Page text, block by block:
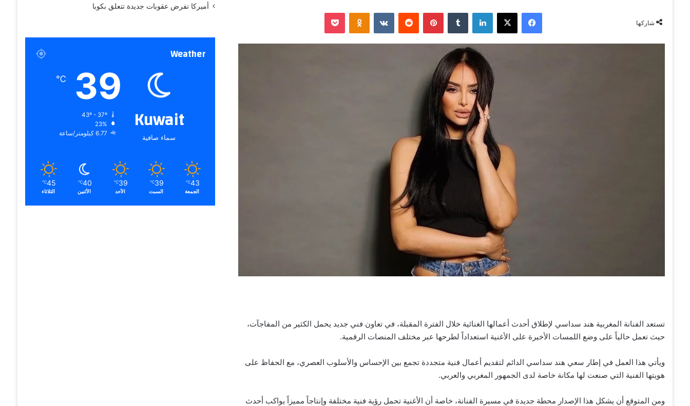
شاركها
فيسبوك ‫X لينكدإن ‏Tumblr بينتيريست ‏Reddit
‏VKontakte
Odnoklassniki
‫Pocket
تستعد الفنانة المغربية هند سداسي لإطلاق أحدث أعمالها الغنائية خلال الفترة المقبلة، في تعاون فني جديد يحمل الكثير من المفاجآت،
حيث تعمل حالياً على وضع اللمسات الأخيرة على الأغنية استعداداً لطرحها عبر مختلف المنصات الرقمية.
ويأتي هذا العمل في إطار سعي هند سداسي الدائم لتقديم أعمال فنية متجددة تجمع بين الإحساس والأسلوب العصري، مع الحفاظ على
هويتها الفنية التي صنعت لها مكانة خاصة لدى الجمهور المغربي والعربي.
ومن المتوقع أن يشكل هذا الإصدار محطة جديدة في مسيرة الفنانة، خاصة أن الأغنية تحمل رؤية فنية مختلفة وإنتاجاً مميزاً يواكب أحدث
أميركا تفرض عقوبات جديدة تتعلق بكوبا
Weather
Kuwait
سماء صافية
39
℃
23%
6.77 كيلومتر/ساعة
43
℃
الجمعة
39
℃
السبت
39
℃
الأحد
40
℃
الأثنين
45
℃
الثلاثاء